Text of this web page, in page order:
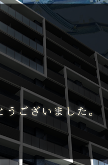
ございました。